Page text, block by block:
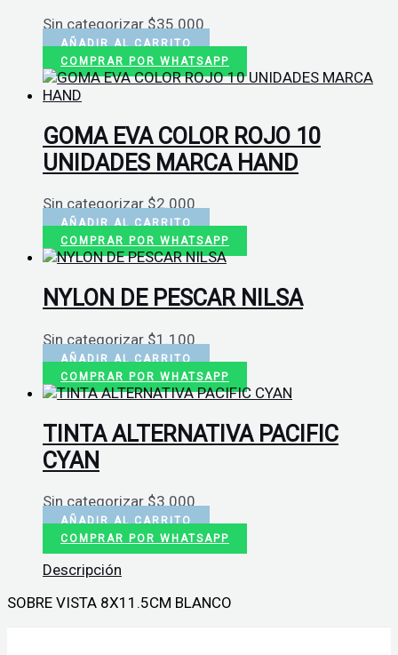
Sin categorizar $35.000
AÑADIR AL CARRITO
COMPRAR POR WHATSAPP
GOMA EVA COLOR ROJO 10
UNIDADES MARCA HAND
Sin categorizar$2.000
AÑADIR AL CARRITO
COMPRAR POR WHATSAPP
NYLON DE PESCAR NILSA
Sin categorizar $1.100
AÑADIR AL CARRITO
COMPRAR POR WHATSAPP
TINTA ALTERNATIVA PACIFIC
CYAN
Sin categorizar $3.000
AÑADIR AL CARRITO
COMPRAR POR WHATSAPP
Descripción
SOBRE VISTA 8X11.5CM BLANCO